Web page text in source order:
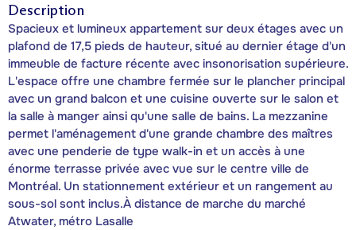
Description
Spacieux et lumineux appartement sur deux étages avec un
plafond de 17,5 pieds de hauteur, situé au dernier étage d'un
immeuble de facture récente avec insonorisation supérieure.
L'espace offre une chambre fermée sur le plancher principal
avec un grand balcon et une cuisine ouverte sur le salon et
la salle à manger ainsi qu'une salle de bains. La mezzanine
permet l'aménagement d'une grande chambre des maîtres
avec une penderie de type walk-in et un accès à une
énorme terrasse privée avec vue sur le centre ville de
Montréal. Un stationnement extérieur et un rangement au
sous-sol sont inclus.À distance de marche du marché
Atwater, métro Lasalle